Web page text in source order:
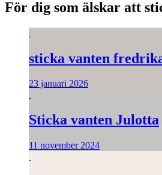
För dig som älskar att
sticka vanten
23 januari 2026
Sticka vanten Julotta
11 november 2024